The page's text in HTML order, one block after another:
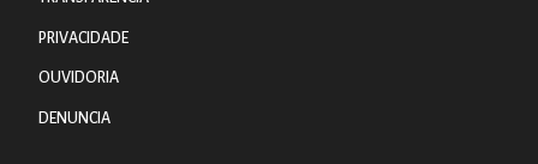
PRIVACIDADE
OUVIDORIA
DENUNCIA